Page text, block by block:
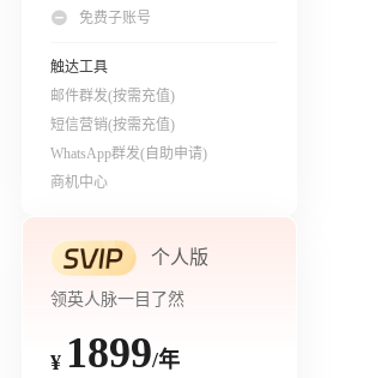
免费子账号
触达工具
邮件群发(按需充值)
短信营销(按需充值)
WhatsApp群发(自助申请)
商机中心
个人版
领英人脉一目了然
¥ 1899/年